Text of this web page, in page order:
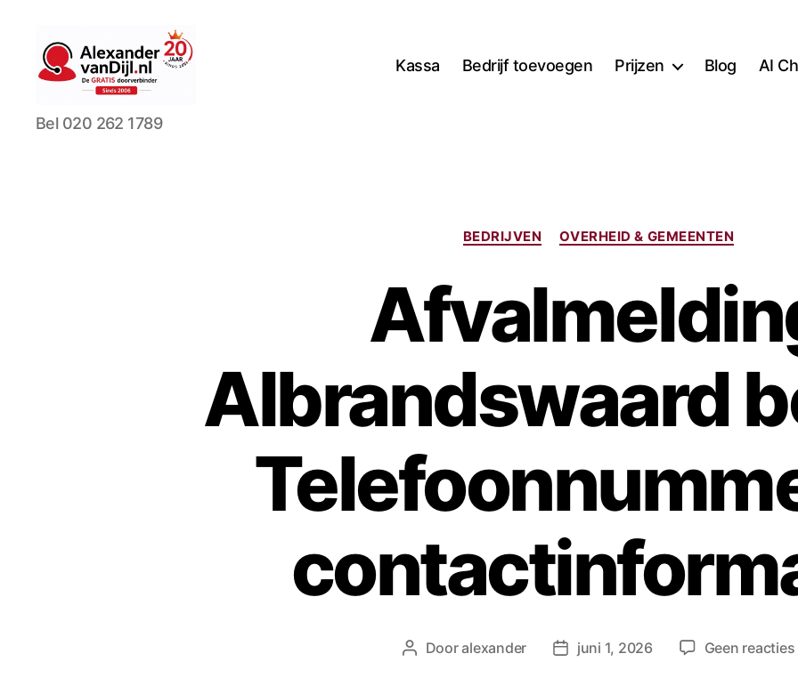
AlexandervanDijl.nl
Bel 020 262 1789
Kassa Bedrijf toevoegen Prijzen Blog
AI
Categorieën
BEDRIJVEN OVERHEID & GEMEENTEN
Albrandswaard
Berichtauteur
Dooralexander Berichtdatum
juni 1, 2026 Geen reacties